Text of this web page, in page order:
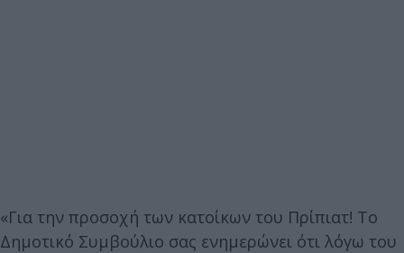
«Για την προσοχή των κατοίκων του Πρίπιατ! Το
Δημοτικό Συμβούλιο σας ενημερώνει ότι λόγω του